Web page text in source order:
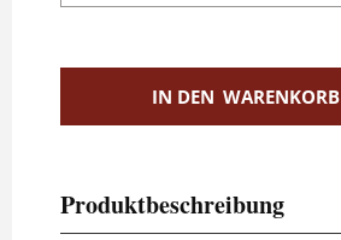
IN DEN WARENKORB
Produktbeschreibung